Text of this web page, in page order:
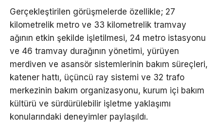
Gerçekleştirilen görüşmelerde özellikle; 27
kilometrelik metro ve 33 kilometrelik tramvay
ağının etkin şekilde işletilmesi, 24 metro istasyonu
ve 46 tramvay durağının yönetimi, yürüyen
merdiven ve asansör sistemlerinin bakım süreçleri,
katener hattı, üçüncü ray sistemi ve 32 trafo
merkezinin bakım organizasyonu, kurum içi bakım
kültürü ve sürdürülebilir işletme yaklaşımı
konularındaki deneyimler paylaşıldı.